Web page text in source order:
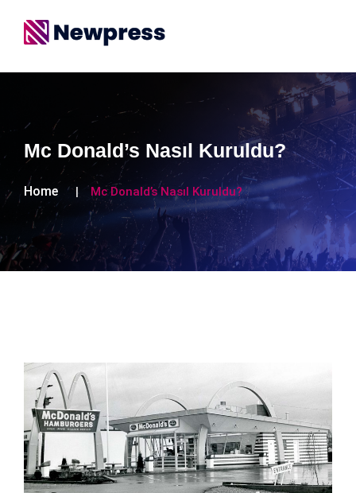
Mc Donald’s Nasıl Kuruldu?
Home Mc Donald’s Nasıl Kuruldu?